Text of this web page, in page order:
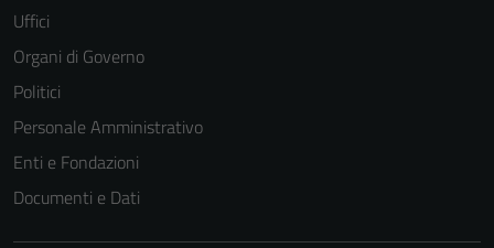
Uffici
Organi di Governo
Politici
Personale Amministrativo
Enti e Fondazioni
Documenti e Dati